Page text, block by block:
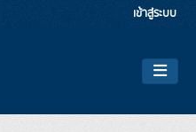
เข้าสู่ระบบ